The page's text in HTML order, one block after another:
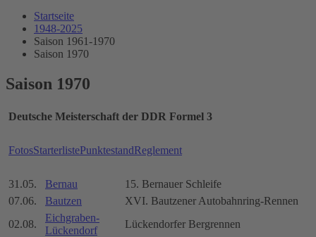
Startseite
1948-2025
Saison 1961-1970
Saison 1970
Saison 1970
Deutsche Meisterschaft der DDR Formel 3
FotosStarterlistePunktestandReglement
31.05. Bernau
15. Bernauer Schleife
07.06.
Bautzen
XVI. Bautzener Autobahnring-Rennen
02.08.
Eichgraben-
Lückendorf
Lückendorfer Bergrennen